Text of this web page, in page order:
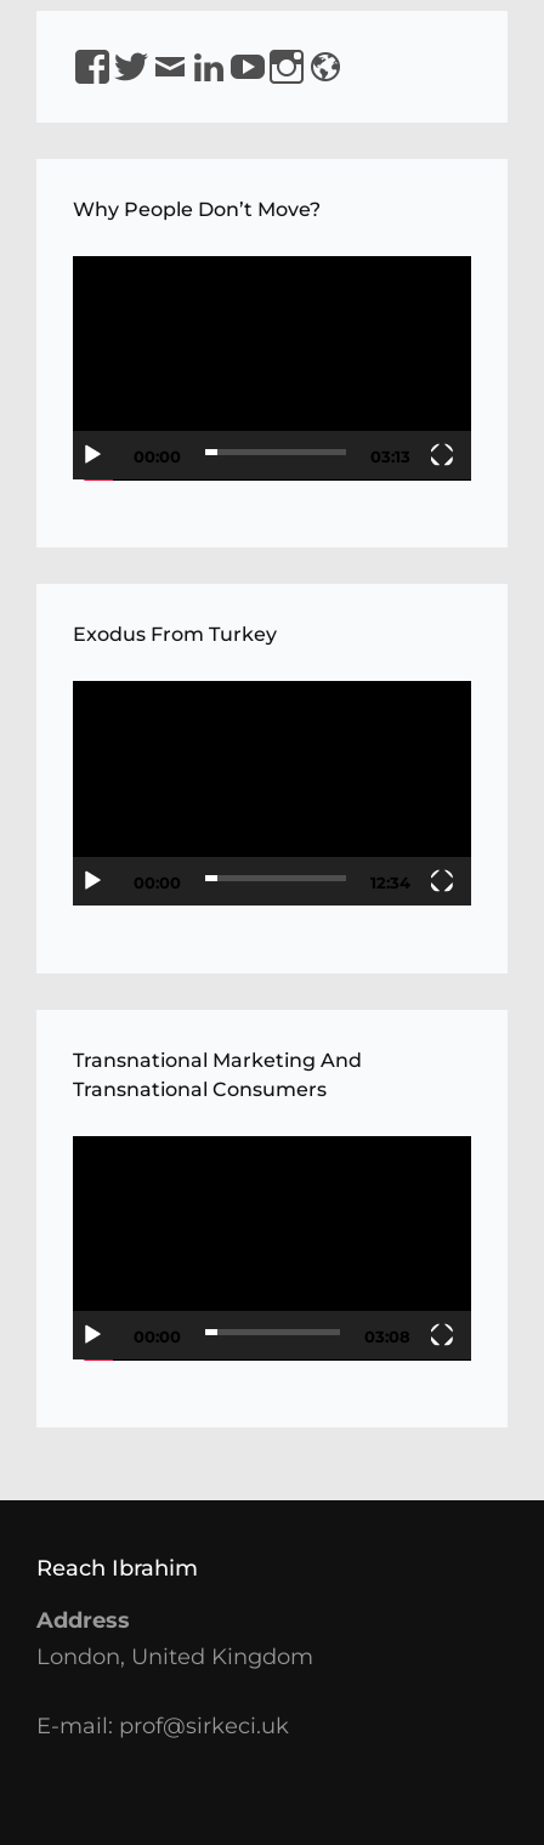
https://www.facebook.com/isirkeci
https://www.twitter.com/isirkeci
Emailhttps://www.linkedin.com/in/sirkeci/
https://www.youtube.com/channel/
YQaDpNLKw
https://www.instagram.com/
Why People Don’t Move?
00:00 03:13
Exodus From Turkey
00:00 12:34
Transnational Marketing And
Transnational Consumers
00:00 03:08
Reach Ibrahim
Address
London, United Kingdom
E-mail: prof@sirkeci.uk